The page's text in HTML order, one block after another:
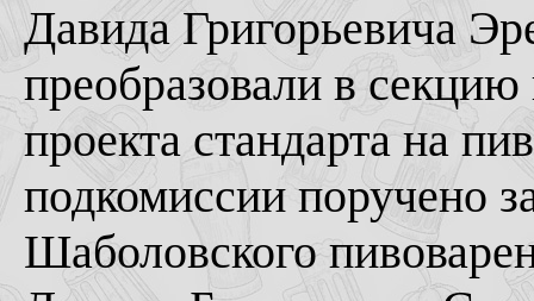
Давида Григорьевича
преобразовали в
проекта стандарта на
подкомиссии поручено
Шаболовского